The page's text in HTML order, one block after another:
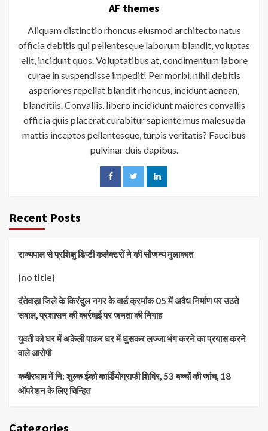
AF themes
Aliquam distinctio rhoncus eiusmod architecto natus
officia debitis qui pellentesque laborum blandit, voluptas
elit, incidunt quos. Voluptatibus at, condimentum labore
curae in suspendisse impedit! Per morbi, nihil debitis
asperiores repellat blandit rhoncus, incidunt aenean,
blanditiis. Convallis, libero incididunt maiores convallis
officia quis placerat curabitur sapiente mus malesuada
mattis inceptos pellentesque, turpis veritatis? Faucibus
pulvinar duis dapibus.
Recent Posts
राज्यपाल से प्रशिक्षु डिप्टी कलेक्टरों ने की सौजन्य मुलाकात
(no title)
दंतेवाड़ा जिले के किरंदुल नगर के वार्ड क्रमांक 05 में अवैध निर्माण पर उठते
सवाल, प्रशासन की कार्रवाई पर जनता की निगाह
युवती को घर में अकेली पाकर घर में घुसकर लज्जा भंग करने का प्रयास करने
वाले आरोपी
कबीरधाम में नि: शुल्क ईको कार्डियोग्राफी शिविर, 53 बच्चों की जांच, 18
ऑपरेशन के लिए चिन्हित
Categories